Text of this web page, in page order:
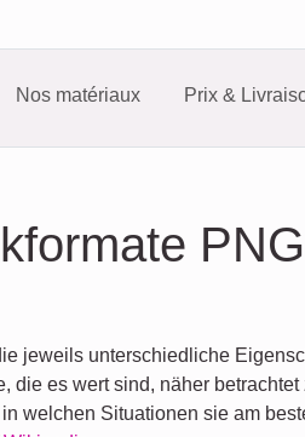
Nos matériaux Prix &
jeweils unterschiedliche
die es wert sind, näher betrachtet
welchen Situationen sie am